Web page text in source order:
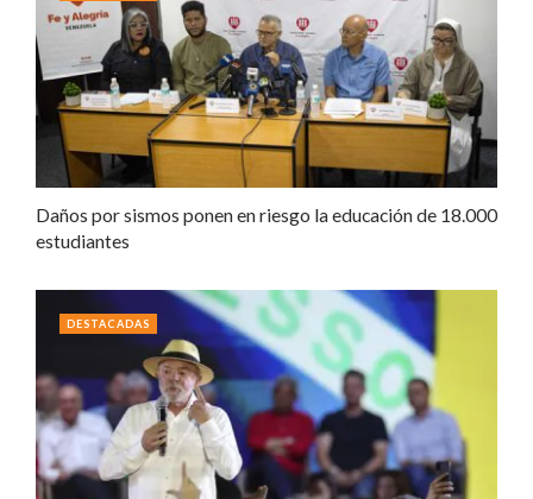
Daños por sismos ponen en riesgo la educación de 18.000
estudiantes
DESTACADAS